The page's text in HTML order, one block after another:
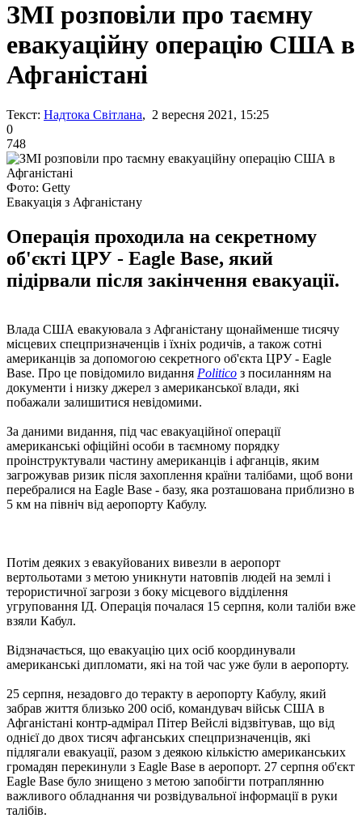
ЗМІ розповіли про таємну
евакуаційну операцію США в
Афганістані
Текст: Надтока Світлана, 2 вересня 2021, 15:25
0
748
Фото: Getty
Евакуація з Афганістану
Операція проходила на секретному
об'єкті ЦРУ - Eagle Base, який
підірвали після закінчення евакуації.
Влада США евакуювала з Афганістану щонайменше тисячу
місцевих спецпризначенців і їхніх родичів, а також сотні
американців за допомогою секретного об'єкта ЦРУ - Eagle
Base. Про це повідомило видання Politico з посиланням на
документи і низку джерел з американської влади, які
побажали залишитися невідомими.
За даними видання, під час евакуаційної операції
американські офіційні особи в таємному порядку
проінструктували частину американців і афганців, яким
загрожував ризик після захоплення країни талібами, щоб вони
перебралися на Eagle Base - базу, яка розташована приблизно в
5 км на північ від аеропорту Кабулу.
Потім деяких з евакуйованих вивезли в аеропорт
вертольотами з метою уникнути натовпів людей на землі і
терористичної загрози з боку місцевого відділення
угруповання ІД. Операція почалася 15 серпня, коли таліби вже
взяли Кабул.
Відзначається, що евакуацію цих осіб координували
американські дипломати, які на той час уже були в аеропорту.
25 серпня, незадовго до теракту в аеропорту Кабулу, який
забрав життя близько 200 осіб, командувач військ США в
Афганістані контр-адмірал Пітер Вейслі відзвітував, що від
однієї до двох тисяч афганських спецпризначенців, які
підлягали евакуації, разом з деякою кількістю американських
громадян перекинули з Eagle Base в аеропорт. 27 серпня об'єкт
Eagle Base було знищено з метою запобігти потраплянню
важливого обладнання чи розвідувальної інформації в руки
талібів.